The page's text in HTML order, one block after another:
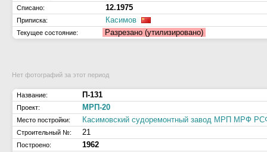
Списано: 12.1975
Приписка: Касимов
Текущее состояние: Разрезано (утилизировано)
Нет фотографий за этот период
Название: П-131
Проект: МРП-20
Место постройки: Касимовский судоремонтный завод МРП МРФ
Строительный №: 21
Построено: 1962